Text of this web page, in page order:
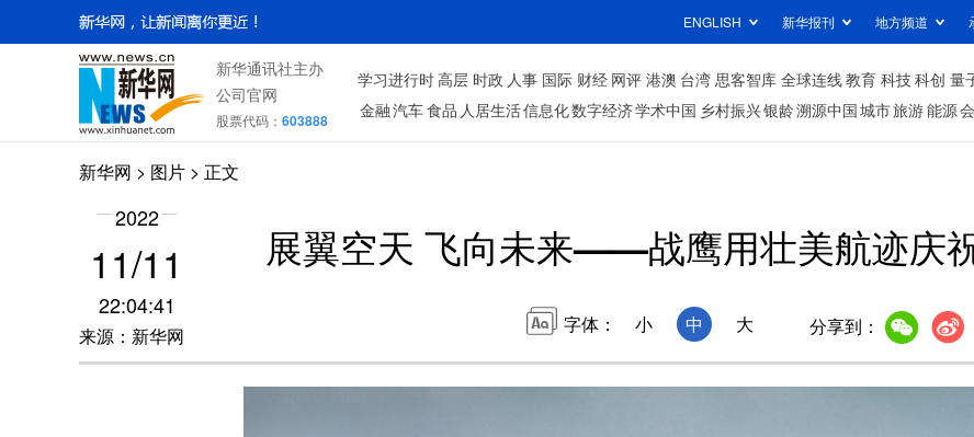
ENGLISH 新华报刊 地方频道
新华通讯社主办
公司官网
股票代码： 603888
学习进行时高层 时政 人事 国际 财经 网评 港澳 台湾 思客智库 全球连线教育 科技科创 量
金融汽车食品 人居生活信息化数字经济学术中国 乡村振兴银龄溯源中国城市旅游能源
新华网 > 图片 > 正文
2022
11/11
22:04:41
来源：新华网
展翼空天 飞向未来——战鹰用壮美航迹庆
字体： 小 中 大 分享到：